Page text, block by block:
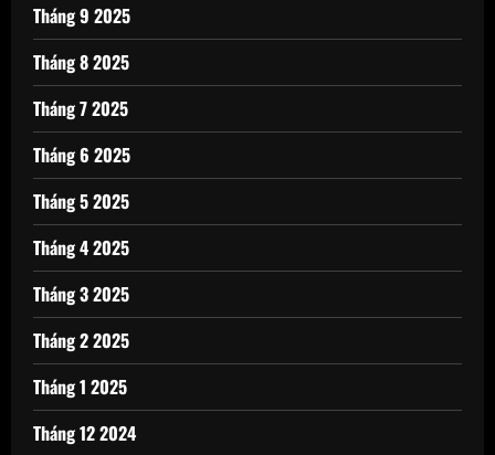
Tháng 9 2025
Tháng 8 2025
Tháng 7 2025
Tháng 6 2025
Tháng 5 2025
Tháng 4 2025
Tháng 3 2025
Tháng 2 2025
Tháng 1 2025
Tháng 12 2024